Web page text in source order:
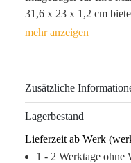
31,6 x 23 x 1,2 cm
Werbebotschaft und ist
gewährleistet, dass
Veranstaltungen, bleibt
Zusätzliche
Lagerbestand
Lieferzeit ab Werk
1 - 2 Werktage ohne